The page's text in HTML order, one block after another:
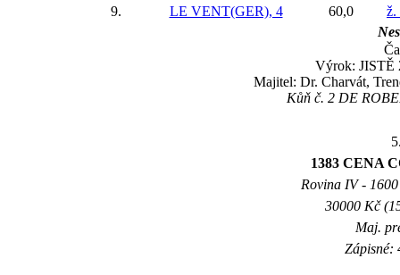
9.
LE VENT(GER), 4 60,0
ž.
Výrok: JISTĚ
Majitel: Dr. Charvát,
Kůň č. 2 DE
1383 CENA
Rovina IV -
30000 Kč
Maj.
Zápisné: